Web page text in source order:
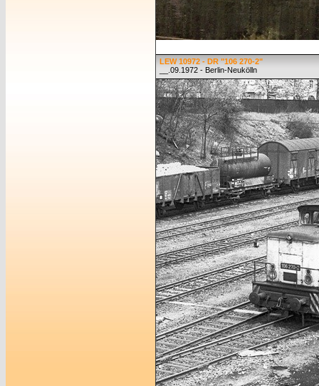
LEW 10972 - DR "106 270-2"
__.09.1972 - Berlin-Neukölln